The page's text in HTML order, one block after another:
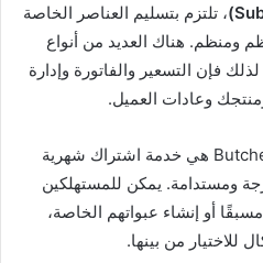
، تلتزم بتسليم العناصر الخاصة
ومنظم. هناك العديد من أنواع
فإن التسعير والفاتورة وإدارة
وعادات العميل.
كمثال. ButcherBox هي خدمة اشتراك شهرية
ومستدامة. يمكن للمستهلكين
أو إنشاء عبواتهم الخاصة،
للاختيار من بينها.